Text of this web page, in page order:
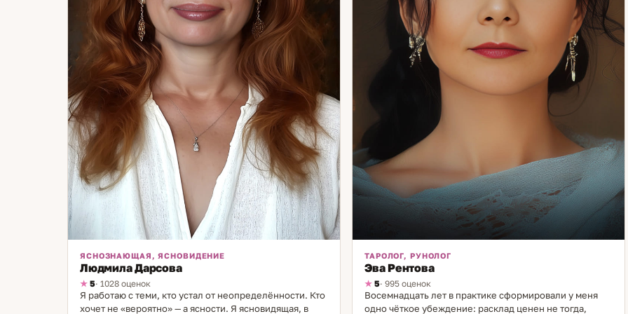
анализа. Эти знания помогают мне точнее определять
источники проблем и ускорять процесс
восстановления гармонии. Если вы чувствуете, что
что-то мешает вам двигаться вперёд — опишите
ситуацию. Я помогу увидеть причины и предложу
конкретные шаги для их устранения.
ЯСНОЗНАЮЩАЯ, ЯСНОВИДЕНИЕ
Людмила Дарсова
5· 1028 оценок
Я работаю с теми, кто устал от неопределённости. Кто
хочет не «вероятно» — а ясности. Я ясновидящая, в
ТАРОЛОГ, РУНОЛОГ
Эва Рентова
5· 995 оценок
Восемнадцать лет в практике сформировали у меня
одно чёткое убеждение: расклад ценен не тогда,